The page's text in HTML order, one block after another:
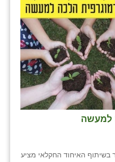
למעשה
בשיתוף האיחוד החקלאי מציע